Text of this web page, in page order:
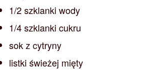
1/2 szklanki wody
1/4 szklanki cukru
sok z cytryny
listki świeżej mięty